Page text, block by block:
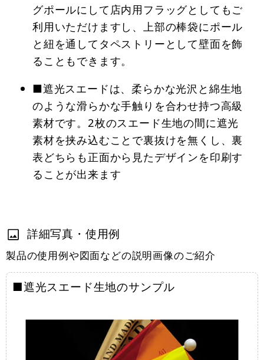
グポールにして店内用フラッグとしてもご
利用いただけますし、上部の棒袋にポール
と紐を通してタペストリーとして壁面を飾
ることもできます。
■遮光スエードは、柔らかな光沢と綿生地
のような滑らかな手触りを合わせ持つ高級
素材です。2枚のスエード生地の間に遮光
素材を挟み込むことで裏抜けを無くし、裏
表どちらも正面から見たデザインを印刷す
ることが出来ます
詳細写真・使用例
製品の使用例や図面などの説明画像のご紹介
■遮光スエード生地のサンプル